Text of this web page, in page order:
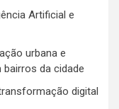
Artificial e
urbana e
da cidade
digital